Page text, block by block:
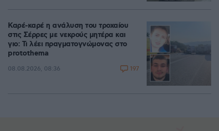
Καρέ-καρέ η ανάλυση του τροχαίου
στις Σέρρες με νεκρούς μητέρα και
γιο: Τι λέει πραγματογνώμονας στο
protothema
08.08.2026, 08:36 197